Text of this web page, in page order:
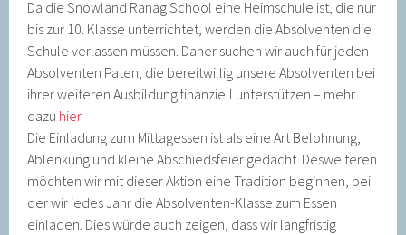
Da die Snowland Ranag School eine Heimschule ist, die nur
bis zur 10. Klasse unterrichtet, werden die Absolventen die
Schule verlassen müssen. Daher suchen wir auch für jeden
Absolventen Paten, die bereitwillig unsere Absolventen bei
ihrer weiteren Ausbildung finanziell unterstützen – mehr
dazu hier.
Die Einladung zum Mittagessen ist als eine Art Belohnung,
Ablenkung und kleine Abschiedsfeier gedacht. Desweiteren
möchten wir mit dieser Aktion eine Tradition beginnen, bei
der wir jedes Jahr die Absolventen-Klasse zum Essen
einladen. Dies würde auch zeigen, dass wir langfristig